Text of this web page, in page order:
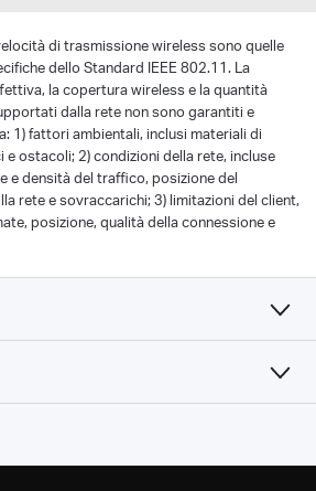
di trasmissione wireless sono quelle
dello Standard IEEE 802.11. La
la copertura wireless e la quantità
dalla rete non sono garantiti e
1) fattori ambientali, inclusi materiali di
ostacoli; 2) condizioni della rete, incluse
e densità del traffico, posizione del
rete e sovraccarichi; 3) limitazioni del client,
posizione, qualità della connessione e
app semplice e